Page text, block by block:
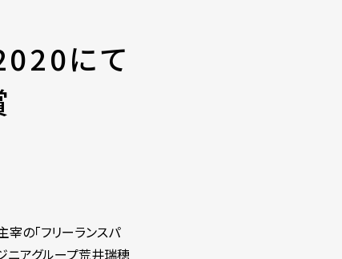
にて
の「フリーランスパ
ニアグループ荒井瑞穂